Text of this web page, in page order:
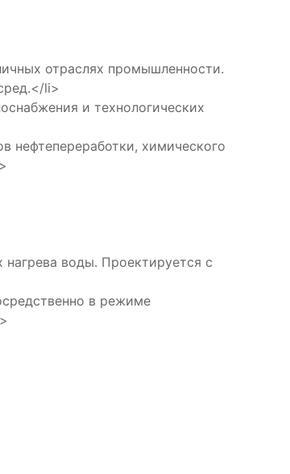
отраслях промышленности.
li>
и технологических
химического
воды. Проектируется с
в режиме